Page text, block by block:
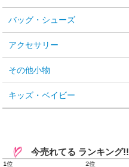
バッグ・シューズ
アクセサリー
その他小物
キッズ・ベイビー
今売れてる ランキング!!